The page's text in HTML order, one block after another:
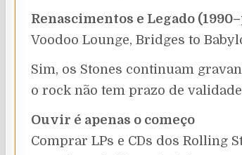
Renascimentos e Legado
Voodoo Lounge, Bridges to
Sim, os Stones continuam
o rock não tem prazo de
Ouvir é apenas o começo
Comprar LPs e CDs dos Rolling